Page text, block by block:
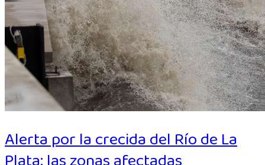
Alerta por la crecida del Río de La